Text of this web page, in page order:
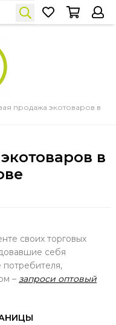
продажа экотоваров в
в
своих торговых
себя
– запроси оптовый